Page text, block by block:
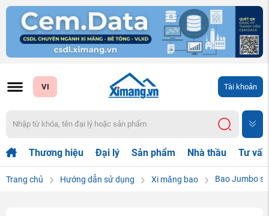
VI Tài khoản
Thương hiệu Đại lý Sản phẩm Nhà thầu Tư
Trang chủ Hướng dẫn sử dụng Xi măng bao Bao Jumbo